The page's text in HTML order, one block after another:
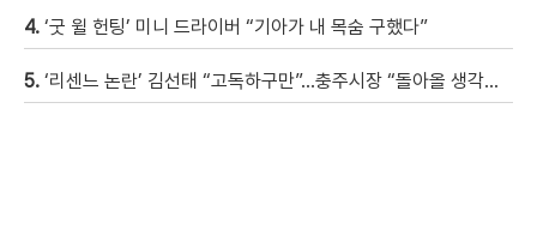
4. ‘굿 윌 헌팅’ 미니 드라이버 “기아가 내 목숨 구했다”
5. ‘리센느 논란’ 김선태 “고독하구만”…충주시장 “돌아올 생각은?”